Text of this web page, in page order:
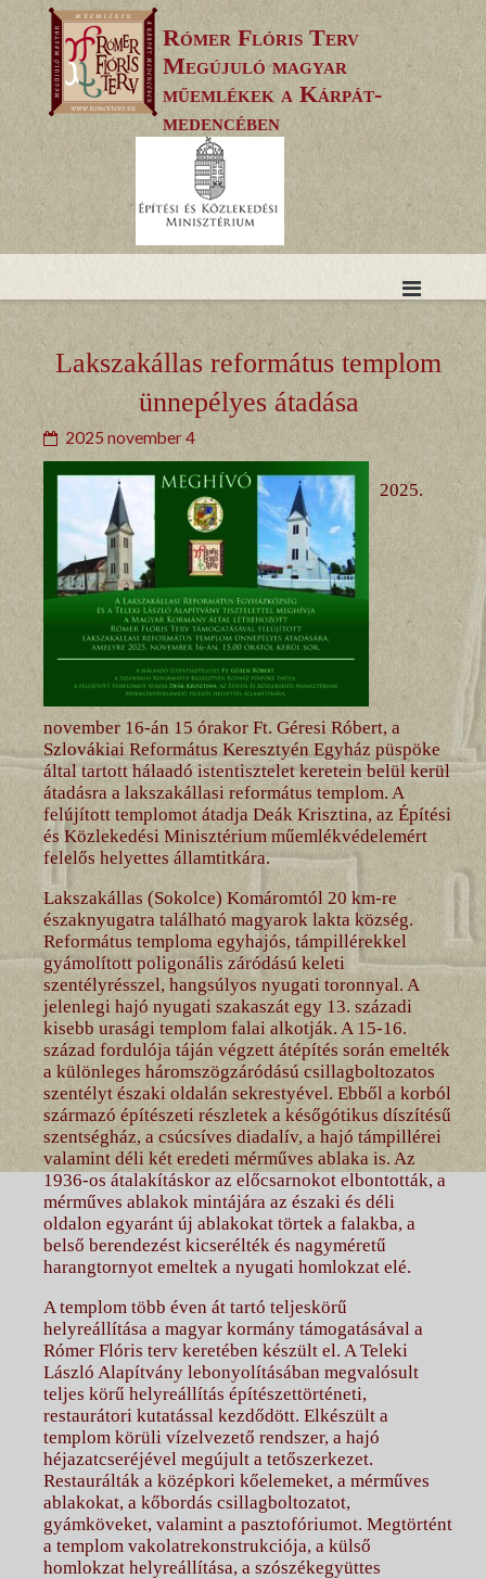
to
content
Rómer Flóris Terv
Megújuló magyar
műemlékek a Kárpát-
medencében
Lakszakállas református templom
ünnepélyes átadása
2025 november 4
2025.
november 16-án 15 órakor Ft. Géresi Róbert, a
Szlovákiai Református Keresztyén Egyház püspöke
által tartott hálaadó istentisztelet keretein belül kerül
átadásra a lakszakállasi református templom. A
felújított templomot átadja Deák Krisztina, az Építési
és Közlekedési Minisztérium műemlékvédelemért
felelős helyettes államtitkára.
Lakszakállas (Sokolce) Komáromtól 20 km-re
északnyugatra található magyarok lakta község.
Református temploma egyhajós, támpillérekkel
gyámolított poligonális záródású keleti
szentélyrésszel, hangsúlyos nyugati toronnyal. A
jelenlegi hajó nyugati szakaszát egy 13. századi
kisebb urasági templom falai alkotják. A 15-16.
század fordulója táján végzett átépítés során emelték
a különleges háromszögzáródású csillagboltozatos
szentélyt északi oldalán sekrestyével. Ebből a korból
származó építészeti részletek a későgótikus díszítésű
szentségház, a csúcsíves diadalív, a hajó támpillérei
valamint déli két eredeti mérműves ablaka is. Az
1936-os átalakításkor az előcsarnokot elbontották, a
mérműves ablakok mintájára az északi és déli
oldalon egyaránt új ablakokat törtek a falakba, a
belső berendezést kicserélték és nagyméretű
harangtornyot emeltek a nyugati homlokzat elé.
A templom több éven át tartó teljeskörű
helyreállítása a magyar kormány támogatásával a
Rómer Flóris terv keretében készült el. A Teleki
László Alapítvány lebonyolításában megvalósult
teljes körű helyreállítás építészettörténeti,
restaurátori kutatással kezdődött. Elkészült a
templom körüli vízelvezető rendszer, a hajó
héjazatcseréjével megújult a tetőszerkezet.
Restaurálták a középkori kőelemeket, a mérműves
ablakokat, a kőbordás csillagboltozatot,
gyámköveket, valamint a pasztofóriumot. Megtörtént
a templom vakolatrekonstrukciója, a külső
homlokzat helyreállítása, a szószékegyüttes